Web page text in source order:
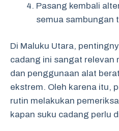
Pasang kembali
semua sambungan
Di Maluku Utara,
cadang ini sangat relevan
dan penggunaan alat
ekstrem. Oleh karena itu,
rutin melakukan
kapan suku cadang perlu